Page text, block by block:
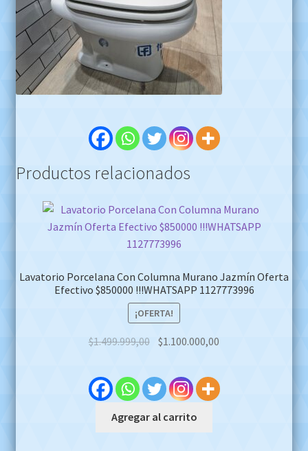
Productos relacionados
Lavatorio Porcelana Con Columna Murano Jazmín Oferta
Efectivo $850000 !!!WHATSAPP 1127773996
¡OFERTA!
$1.499.999,00 Original
was:
$1.499.999,00.
$1.100.000,00
$1.100.000,00.
Agregar al carrito